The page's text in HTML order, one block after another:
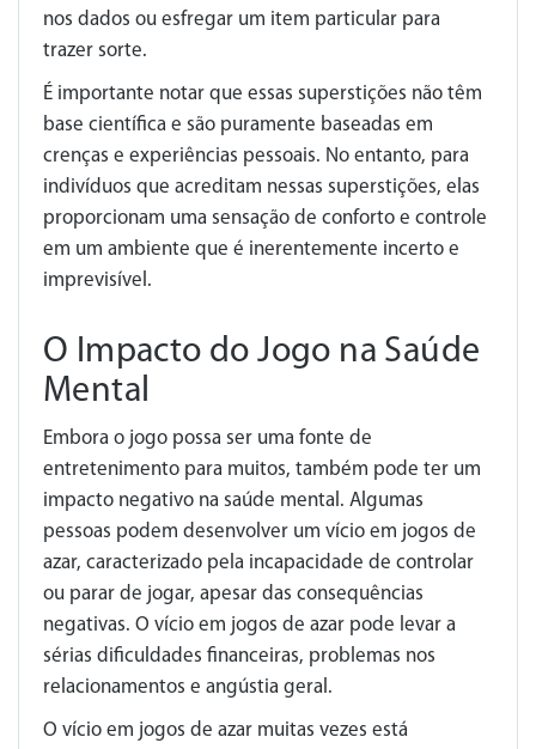
nos dados ou esfregar um item particular para
trazer sorte.
É importante notar que essas superstições não têm
base científica e são puramente baseadas em
crenças e experiências pessoais. No entanto, para
indivíduos que acreditam nessas superstições, elas
proporcionam uma sensação de conforto e controle
em um ambiente que é inerentemente incerto e
imprevisível.
O Impacto do Jogo na Saúde
Mental
Embora o jogo possa ser uma fonte de
entretenimento para muitos, também pode ter um
impacto negativo na saúde mental. Algumas
pessoas podem desenvolver um vício em jogos de
azar, caracterizado pela incapacidade de controlar
ou parar de jogar, apesar das consequências
negativas. O vício em jogos de azar pode levar a
sérias dificuldades financeiras, problemas nos
relacionamentos e angústia geral.
O vício em jogos de azar muitas vezes está